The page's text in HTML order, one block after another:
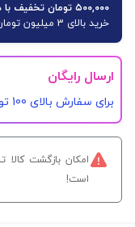
۵۰۰,۰۰۰ تومان تخفیف با دیجی پی
خرید بالای 3 میلیون تومان
ارسال رایگان
برای سفارش‌ بالای 100 تومان
است!